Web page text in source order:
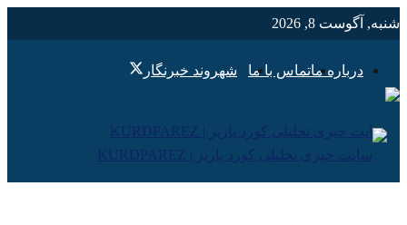
شنبه, آگوست 8, 2026
درباره ماتماس با ما شهروند خبرنگار